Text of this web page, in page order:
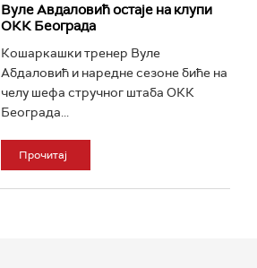
Вуле Авдаловић остаје на клупи
ОКК Београда
Кошаркашки тренер Вуле
Абдаловић и наредне сезоне биће на
челу шефа стручног штаба ОКК
Београда...
Прочитај